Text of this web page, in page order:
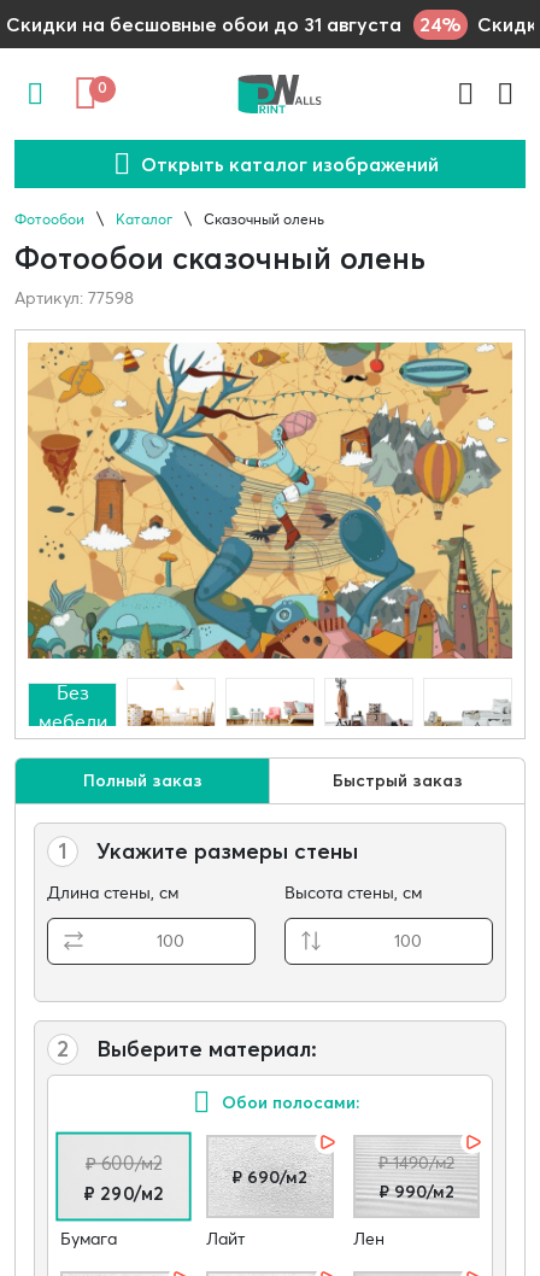
Скидки на бесшовные обои до 31 августа 24%
0
Открыть каталог изображений
Фотообои Каталог Сказочный олень
Фотообои сказочный олень
Артикул: 77598
Без
мебели
Полный заказ Быстрый заказ
1 Укажите размеры стены
Длина стены, см Высота стены, см
2 Выберите материал:
Обои полосами:
₽ 600/м2
₽ 290/м2
Бумага
₽ 690/м2
Лайт
₽ 1490/м2
₽ 990/м2
Лен